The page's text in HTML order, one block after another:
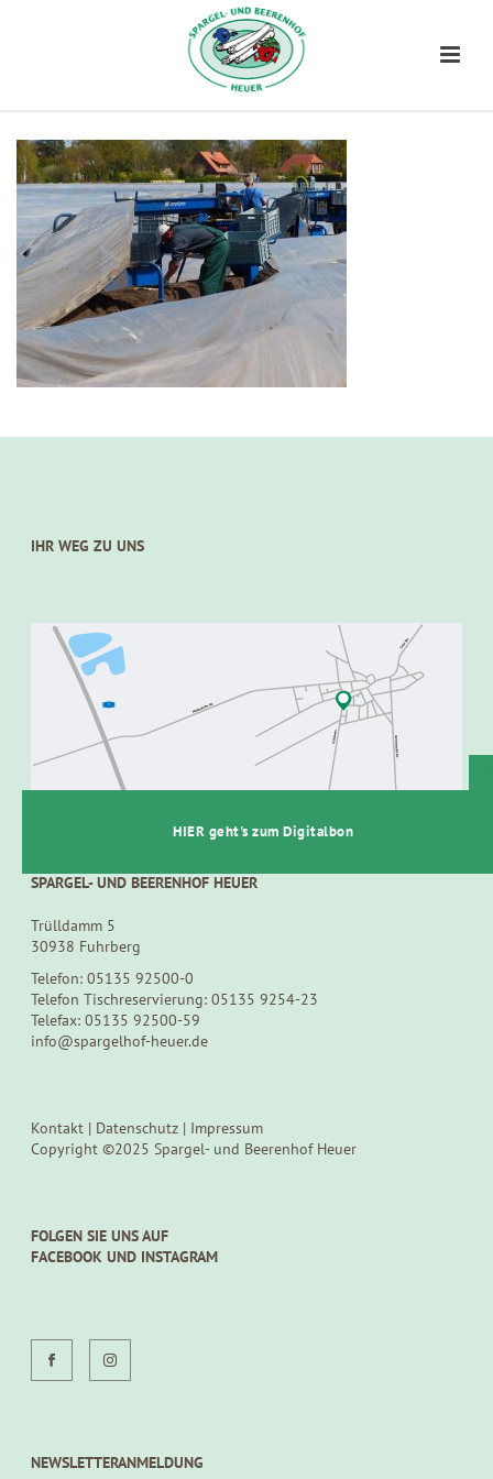
IHR WEG ZU UNS
SPARGEL- UND BEERENHOF HEUER
Trülldamm 5
30938 Fuhrberg
Telefon: 05135 92500-0
Telefon Tischreservierung: 05135 9254-23
Telefax: 05135 92500-59
info@spargelhof-heuer.de
Kontakt | Datenschutz | Impressum
Copyright ©2025 Spargel- und Beerenhof Heuer
FOLGEN SIE UNS AUF
FACEBOOK UND INSTAGRAM
NEWSLETTERANMELDUNG
HIER geht's zum Digitalbon